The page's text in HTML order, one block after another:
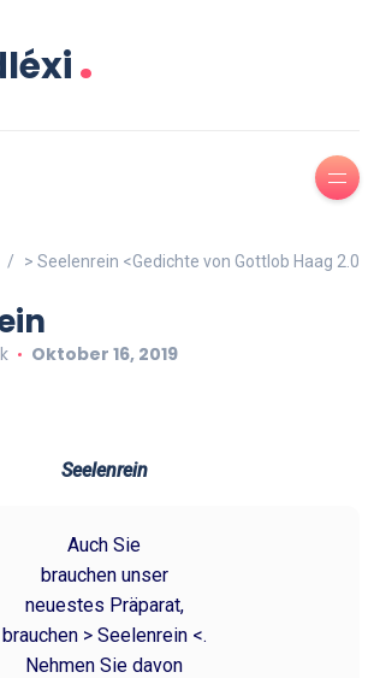
.
> Seelenrein <Gedichte von Gottlob Haag 2.0
Oktober 16, 2019
Seelenrein
Auch Sie
brauchen unser
neuestes Präparat,
brauchen > Seelenrein <.
Nehmen Sie davon